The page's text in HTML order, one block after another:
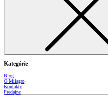
Kategórie
Blog
O Milagro
Kontakty
Predajne